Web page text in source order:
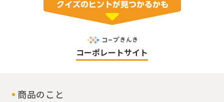
コーポレートサイト
商品のこと